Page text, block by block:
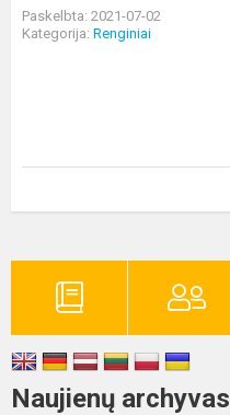
Paskelbta: 2021-07-02
Kategorija: Renginiai
Naujienų archyvas